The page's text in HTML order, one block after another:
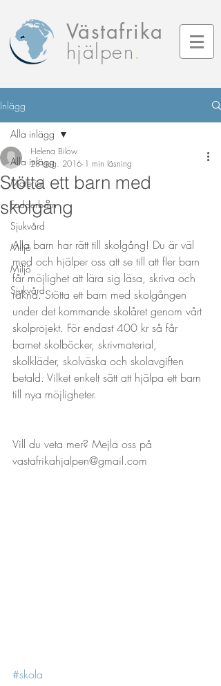
Västafrika
hjälpen.
Inlägg
Alla inlägg
Material
Fadderbarn
Sjukvård
Miljö
Miljö
Sjukvård
Alla inlägg
Stötta ett barn med
skolgång
Helena Bilow
28 aug. 2016 1 min läsning
Alla barn har rätt till skolgång! Du är väl
med och hjälper oss att se till att fler barn
får möjlighet att lära sig läsa, skriva och
räkna. Stötta ett barn med skolgången
under det kommande skolåret genom vårt
skolprojekt. För endast 400 kr så får
barnet skolböcker, skrivmaterial,
skolkläder, skolväska och skolavgiften
betald. Vilket enkelt sätt att hjälpa ett barn
till nya möjligheter.
Vill du veta mer? Mejla oss på
vastafrikahjalpen@gmail.com
#skola